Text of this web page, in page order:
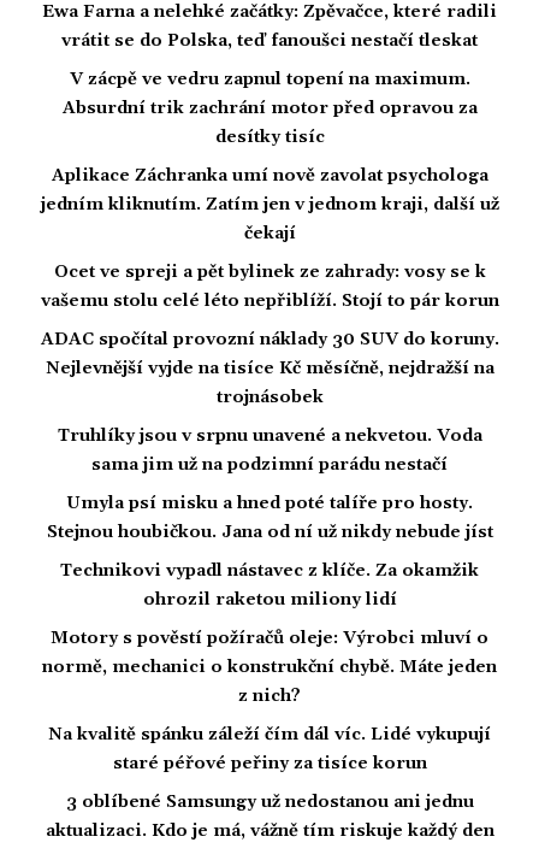
Ewa Farna a nelehké začátky: Zpěvačce, které radili
vrátit se do Polska, teď fanoušci nestačí tleskat
V zácpě ve vedru zapnul topení na maximum.
Absurdní trik zachrání motor před opravou za
desítky tisíc
Aplikace Záchranka umí nově zavolat psychologa
jedním kliknutím. Zatím jen v jednom kraji, další už
čekají
Ocet ve spreji a pět bylinek ze zahrady: vosy se k
vašemu stolu celé léto nepřiblíží. Stojí to pár korun
ADAC spočítal provozní náklady 30 SUV do koruny.
Nejlevnější vyjde na tisíce Kč měsíčně, nejdražší na
trojnásobek
Truhlíky jsou v srpnu unavené a nekvetou. Voda
sama jim už na podzimní parádu nestačí
Umyla psí misku a hned poté talíře pro hosty.
Stejnou houbičkou. Jana od ní už nikdy nebude jíst
Technikovi vypadl nástavec z klíče. Za okamžik
ohrozil raketou miliony lidí
Motory s pověstí požíračů oleje: Výrobci mluví o
normě, mechanici o konstrukční chybě. Máte jeden
z nich?
Na kvalitě spánku záleží čím dál víc. Lidé vykupují
staré péřové peřiny za tisíce korun
3 oblíbené Samsungy už nedostanou ani jednu
aktualizaci. Kdo je má, vážně tím riskuje každý den